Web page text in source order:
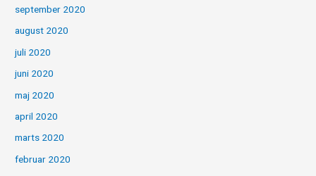
september 2020
august 2020
juli 2020
juni 2020
maj 2020
april 2020
marts 2020
februar 2020